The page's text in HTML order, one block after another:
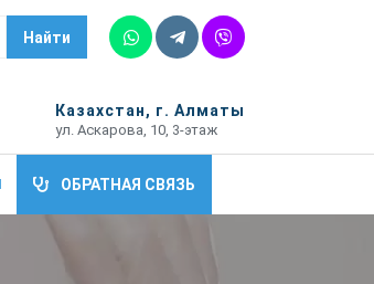
Найти WhatsappTelegram
Vber
Казахстан, г. Алматы
ул. Аскарова, 10, 3-этаж
ОБРАТНАЯ СВЯЗЬ